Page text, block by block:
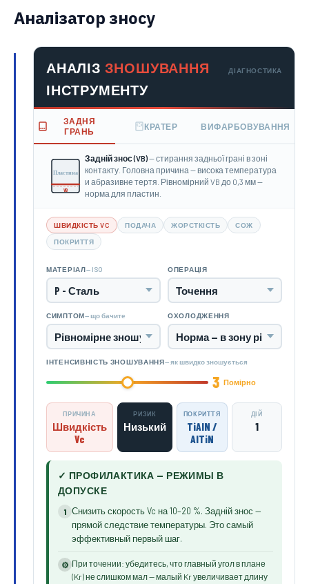
Аналізатор зносу
АНАЛІЗ ЗНОШУВАННЯ
ІНСТРУМЕНТУ
ДІАГНОСТИКА
ЗАДНЯ
ГРАНЬ
КРАТЕР ВИФАРБОВУВАННЯ
Пластина
VB
Задній знос (VB)— стирання задньої грані в зоні
контакту. Головна причина — висока температура
и абразивне тертя. Рівномірний VB до 0,3 мм —
норма для пластин.
ШВИДКІСТЬ VC ПОДАЧА ЖОРСТКІСТЬ
СОЖ
ПОКРИТТЯ
МАТЕРІАЛ— ISO ОПЕРАЦІЯ
СИМПТОМ— що бачите ОХОЛОДЖЕННЯ
ІНТЕНСИВНІСТЬ ЗНОШУВАННЯ— як швидко зношується
3 Помірно
ПРИЧИНА
Швидкість
Vc
РИЗИК
Низький
ПОКРИТТЯ
TiAlN /
AlTiN
ДІЙ
1
✓ ПРОФИЛАКТИКА — РЕЖИМЫ В
ДОПУСКЕ
1
Снизить скорость Vc на 10–20 %. Задній знос —
прямой следствие температуры. Это самый
эффективный первый шаг.
⚙ При точении: убедитесь, что главный угол в плане
(Kr) не слишком мал — малый Kr увеличивает длину